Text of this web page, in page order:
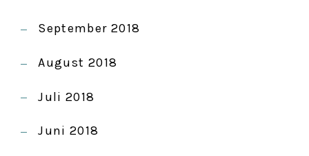
September 2018
August 2018
Juli 2018
Juni 2018